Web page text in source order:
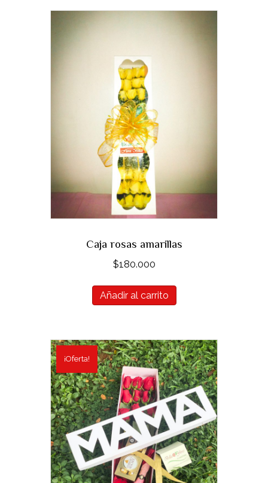
Caja rosas amarillas
$180.000
Añadir al carrito
¡Oferta!